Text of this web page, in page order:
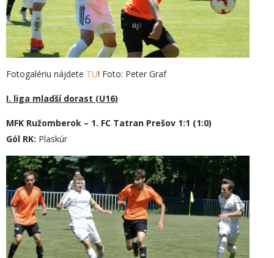
Fotogalériu nájdete TU! Foto: Peter Graf
I. liga mladší dorast (U16)
MFK Ružomberok – 1. FC Tatran Prešov 1:1 (1:0)
Gól RK: Plaskúr